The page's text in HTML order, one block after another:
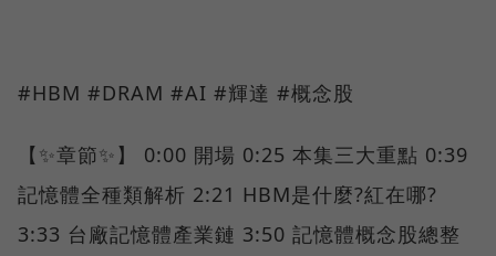
#HBM #DRAM #AI #輝達 #概念股
【✨章節✨】 0:00 開場 0:25 本集三大重點 0:39
記憶體全種類解析 2:21 HBM是什麼?紅在哪?
3:33 台廠記憶體產業鏈 3:50 記憶體概念股總整